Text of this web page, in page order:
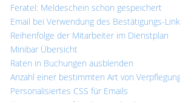
Feratel: Meldeschein schon gespeichert
Email bei Verwendung des Bestätigungs-
Reihenfolge der Mitarbeiter im Dienstplan
Minibar Übersicht
Raten in Buchungen ausblenden
Anzahl einer bestimmten Art von
Personalisiertes CSS für Emails